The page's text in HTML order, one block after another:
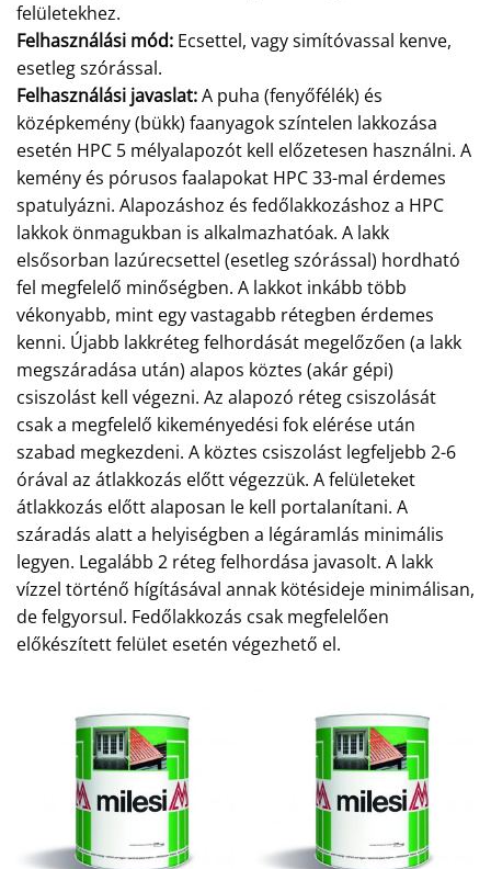
felületekhez.
Felhasználási mód: Ecsettel, vagy simítóvassal kenve,
esetleg szórással.
Felhasználási javaslat:A puha (fenyőfélék) és
középkemény (bükk) faanyagok színtelen lakkozása
esetén HPC 5 mélyalapozót kell előzetesen használni. A
kemény és pórusos faalapokat HPC 33-mal érdemes
spatulyázni. Alapozáshoz és fedőlakkozáshoz a HPC
lakkok önmagukban is alkalmazhatóak. A lakk
elsősorban lazúrecsettel (esetleg szórással) hordható
fel megfelelő minőségben. A lakkot inkább több
vékonyabb, mint egy vastagabb rétegben érdemes
kenni. Újabb lakkréteg felhordását megelőzően (a lakk
megszáradása után) alapos köztes (akár gépi)
csiszolást kell végezni. Az alapozó réteg csiszolását
csak a megfelelő kikeményedési fok elérése után
szabad megkezdeni. A köztes csiszolást legfeljebb 2-6
órával az átlakkozás előtt végezzük. A felületeket
átlakkozás előtt alaposan le kell portalanítani. A
száradás alatt a helyiségben a légáramlás minimális
legyen. Legalább 2 réteg felhordása javasolt. A lakk
vízzel történő hígításával annak kötésideje minimálisan,
de felgyorsul. Fedőlakkozás csak megfelelően
előkészített felület esetén végezhető el.